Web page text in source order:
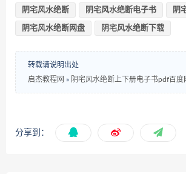
阴宅风水绝断 阴宅风水绝断电子书 阴
阴宅风水绝断网盘 阴宅风水绝断下载
转载请说明出处
启杰教程网 » 阴宅风水绝断上下册电子书pdf百度
分享到：